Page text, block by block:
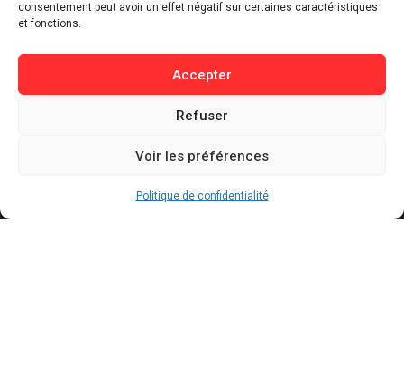
consentement peut avoir un effet négatif sur certaines caractéristiques
et fonctions.
Accepter
Refuser
Voir les préférences
Politique de confidentialité
Lifestyle
Politique de confidentialité
Politique de cookies